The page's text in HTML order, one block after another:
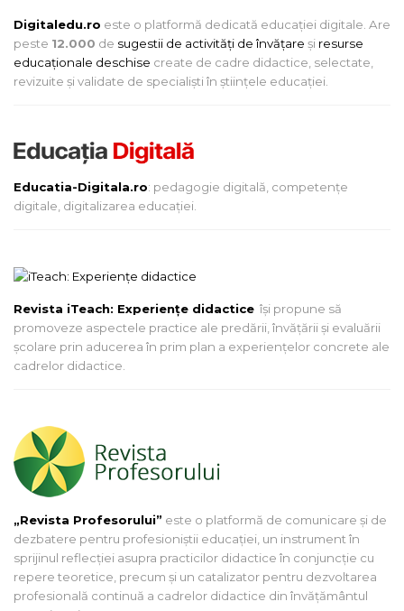
Digitaledu.ro este o platformă dedicată educației digitale. Are
peste 12.000 de sugestii de activități de învățare și resurse
educaționale deschise create de cadre didactice, selectate,
revizuite și validate de specialiști în științele educației.
Educatia-Digitala.ro: pedagogie digitală, competențe
digitale, digitalizarea educației.
Revista iTeach: Experienţe didactice îşi propune să
promoveze aspectele practice ale predării, învăţării şi evaluării
şcolare prin aducerea în prim plan a experienţelor concrete ale
cadrelor didactice.
„Revista Profesorului” este o platformă de comunicare și de
dezbatere pentru profesioniștii educației, un instrument în
sprijinul reflecției asupra practicilor didactice în conjuncție cu
repere teoretice, precum și un catalizator pentru dezvoltarea
profesională continuă a cadrelor didactice din învățământul